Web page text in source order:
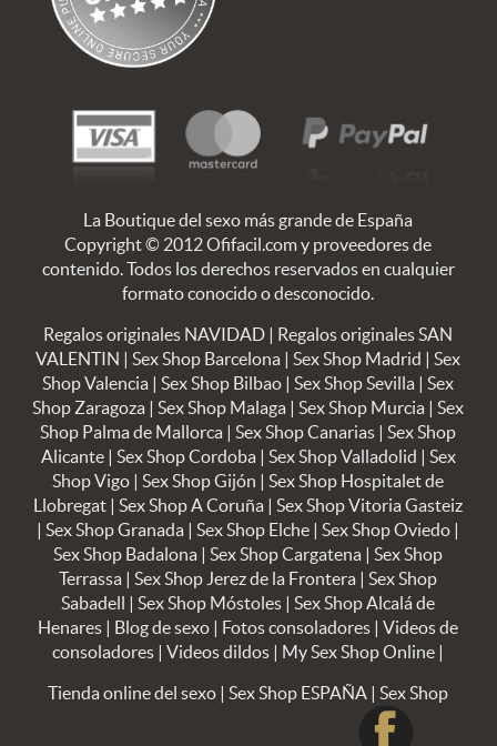
La Boutique del sexo más grande de España
Copyright © 2012 Ofifacil.com y proveedores de
contenido. Todos los derechos reservados en cualquier
formato conocido o desconocido.
Regalos originales NAVIDAD | Regalos originales SAN
VALENTIN |Sex Shop Barcelona |Sex Shop Madrid |Sex
Shop Valencia |Sex Shop Bilbao |Sex Shop Sevilla |Sex
Shop Zaragoza |Sex Shop Malaga |Sex Shop Murcia |Sex
Shop Palma de Mallorca |Sex Shop Canarias |Sex Shop
Alicante| Sex Shop Cordoba| Sex Shop Valladolid | Sex
Shop Vigo |Sex Shop Gijón |Sex Shop Hospitalet de
Llobregat |Sex Shop A Coruña |Sex Shop Vitoria Gasteiz
|Sex Shop Granada |Sex Shop Elche |Sex Shop Oviedo |
Sex Shop Badalona |Sex Shop Cargatena |Sex Shop
Terrassa |Sex Shop Jerez de la Frontera |Sex Shop
Sabadell |Sex Shop Móstoles |Sex Shop Alcalá de
Henares | Blog de sexo | Fotos consoladores |Videos de
consoladores |Videos dildos | My Sex Shop Online |
Tienda online del sexo |Sex Shop ESPAÑA |Sex Shop